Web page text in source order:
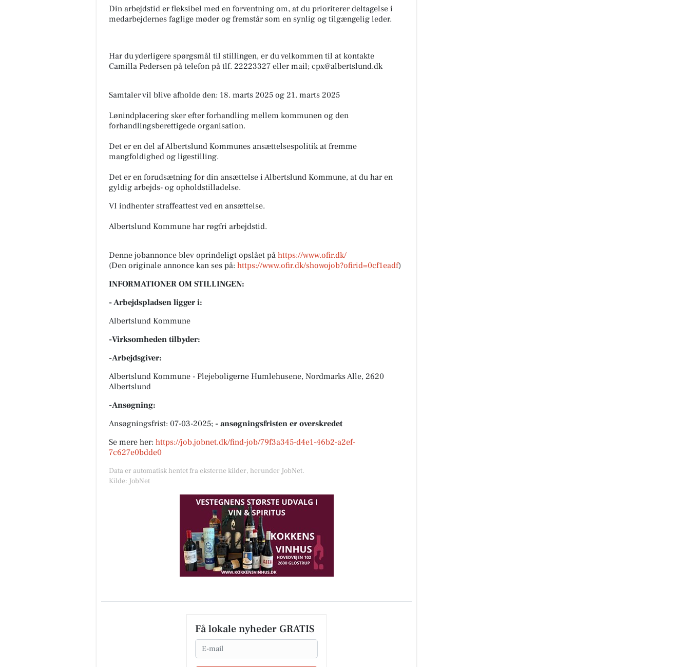
Din arbejdstid er fleksibel med en forventning om, at du prioriterer deltagelse i
medarbejdernes faglige møder og fremstår som en synlig og tilgængelig leder.
Har du yderligere spørgsmål til stillingen, er du velkommen til at kontakte
Camilla Pedersen på telefon på tlf. 22223327 eller mail; cpx@albertslund.dk
Samtaler vil blive afholde den: 18. marts 2025 og 21. marts 2025
Lønindplacering sker efter forhandling mellem kommunen og den
forhandlingsberettigede organisation.
Det er en del af Albertslund Kommunes ansættelsespolitik at fremme
mangfoldighed og ligestilling.
Det er en forudsætning for din ansættelse i Albertslund Kommune, at du har en
gyldig arbejds- og opholdstilladelse.
VI indhenter straffeattest ved en ansættelse.
Albertslund Kommune har røgfri arbejdstid.
Denne jobannonce blev oprindeligt opslået på https://www.ofir.dk/
(Den originale annonce kan ses på: https://www.ofir.dk/showojob?ofirid=0cf1eadf)
INFORMATIONER OM STILLINGEN:
- Arbejdspladsen ligger i:
Albertslund Kommune
-Virksomheden tilbyder:
-Arbejdsgiver:
Albertslund Kommune - Plejeboligerne Humlehusene, Nordmarks Alle, 2620
Albertslund
-Ansøgning:
Ansøgningsfrist: 07-03-2025; - ansøgningsfristen er overskredet
Se mere her: https://job.jobnet.dk/find-job/79f3a345-d4e1-46b2-a2ef-
7c627e0bdde0
Data er automatisk hentet fra eksterne kilder, herunder JobNet.
Kilde: JobNet
Få lokale nyheder GRATIS
Email